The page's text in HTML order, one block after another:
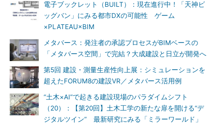
電子ブックレット（BUILT）：現在進行中！「天神ビ
ッグバン」にみる都市DXの可能性 ゲーム
×PLATEAU×BIM
メタバース：発注者の承認プロセスがBIMベースの
「メタバース空間」で完結？大成建設と日立が開発へ
第5回 建設・測量生産性向上展：シミュレーションを
超えたFORUM8の建設VR／メタバース活用例
“土木×AI”で起きる建設現場のパラダイムシフト
（20）：【第20回】土木工学の新たな扉を開ける“デ
ジタルツイン” 最新研究にみる「ミラーワールド」